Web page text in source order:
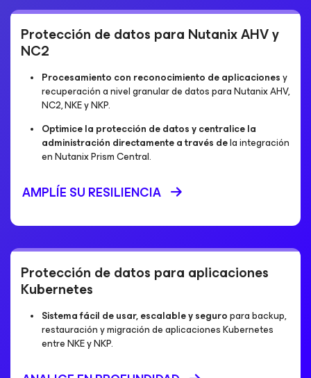
Protección de datos para Nutanix AHV y
NC2
Procesamiento con reconocimiento de aplicacionesy
recuperación a nivel granular de datos para Nutanix AHV,
NC2, NKE y NKP.
Optimice la protección de datos y centralice la
administración directamente a través dela integración
en Nutanix Prism Central.
AMPLÍE SU RESILIENCIA
Protección de datos para aplicaciones
Kubernetes
Sistema fácil de usar, escalable y seguropara backup,
restauración y migración de aplicaciones Kubernetes
entre NKE y NKP.